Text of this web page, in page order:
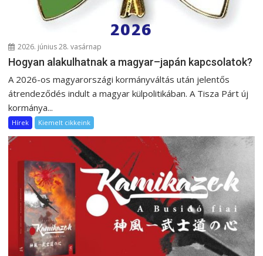
2026. június 28. vasárnap
Hogyan alakulhatnak a magyar–japán kapcsolatok?
A 2026-os magyarországi kormányváltás után jelentős
átrendeződés indult a magyar külpolitikában. A Tisza Párt új
kormánya...
Hírek Kiemelt cikkeink